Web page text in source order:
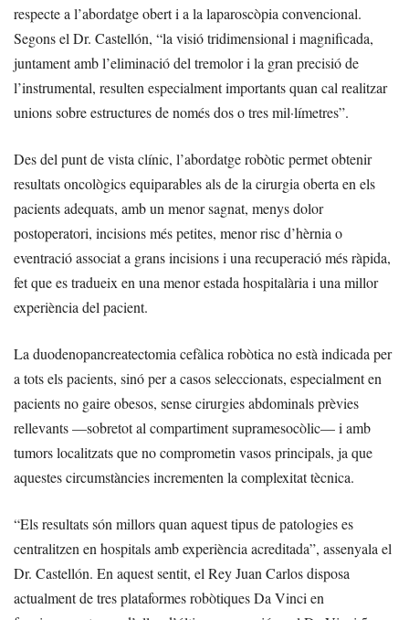
respecte a l’abordatge obert i a la laparoscòpia convencional.
Segons el Dr. Castellón, “la visió tridimensional i magnificada,
juntament amb l’eliminació del tremolor i la gran precisió de
l’instrumental, resulten especialment importants quan cal realitzar
unions sobre estructures de només dos o tres mil·límetres”.
Des del punt de vista clínic, l’abordatge robòtic permet obtenir
resultats oncològics equiparables als de la cirurgia oberta en els
pacients adequats, amb un menor sagnat, menys dolor
postoperatori, incisions més petites, menor risc d’hèrnia o
eventració associat a grans incisions i una recuperació més ràpida,
fet que es tradueix en una menor estada hospitalària i una millor
experiència del pacient.
La duodenopancreatectomia cefàlica robòtica no està indicada per
a tots els pacients, sinó per a casos seleccionats, especialment en
pacients no gaire obesos, sense cirurgies abdominals prèvies
rellevants —sobretot al compartiment supramesocòlic— i amb
tumors localitzats que no comprometin vasos principals, ja que
aquestes circumstàncies incrementen la complexitat tècnica.
“Els resultats són millors quan aquest tipus de patologies es
centralitzen en hospitals amb experiència acreditada”, assenyala el
Dr. Castellón. En aquest sentit, el Rey Juan Carlos disposa
actualment de tres plataformes robòtiques Da Vinci en